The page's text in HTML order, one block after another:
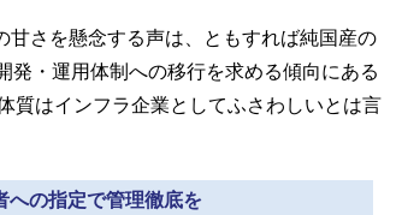
さを懸念する声は、ともすれば純国産の
・運用体制への移行を求める傾向にある
質はインフラ企業としてふさわしいとは言
への指定で管理徹底を